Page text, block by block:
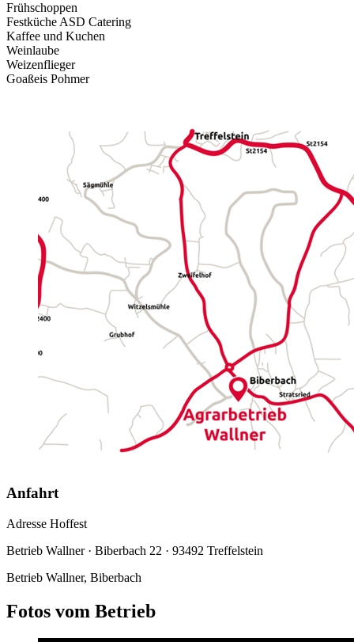
Frühschoppen
Festküche ASD Catering
Kaffee und Kuchen
Weinlaube
Weizenflieger
Goaßeis Pohmer
Anfahrt
Adresse Hoffest
Betrieb Wallner · Biberbach 22 · 93492 Treffelstein
Betrieb Wallner, Biberbach
Fotos vom Betrieb